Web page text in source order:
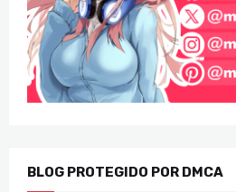
BLOG PROTEGIDO POR DMCA